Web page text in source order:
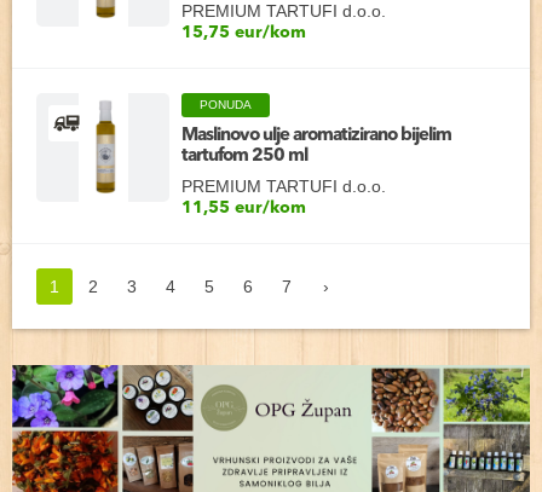
PREMIUM TARTUFI d.o.o.
15,75 eur/kom
PONUDA
Maslinovo ulje aromatizirano bijelim
tartufom 250 ml
PREMIUM TARTUFI d.o.o.
11,55 eur/kom
1 2 3 4 5 6 7 ›